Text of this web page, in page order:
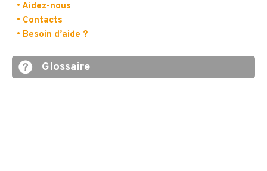
• Aidez-nous
• Contacts
• Besoin d’aide ?
Glossaire